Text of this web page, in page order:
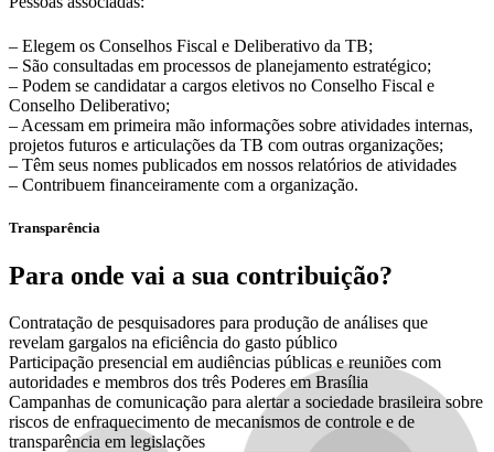
– Elegem os Conselhos Fiscal e Deliberativo da TB;
– São consultadas em processos de planejamento estratégico;
– Podem se candidatar a cargos eletivos no Conselho Fiscal e
Conselho Deliberativo;
– Acessam em primeira mão informações sobre atividades internas,
projetos futuros e articulações da TB com outras organizações;
– Têm seus nomes publicados em nossos relatórios de atividades
– Contribuem financeiramente com a organização.
Transparência
Para onde vai a sua contribuição?
Contratação de pesquisadores para produção de análises que
revelam gargalos na eficiência do gasto público
Participação presencial em audiências públicas e reuniões com
autoridades e membros dos três Poderes em Brasília
Campanhas de comunicação para alertar a sociedade brasileira sobre
riscos de enfraquecimento de mecanismos de controle e de
transparência em legislações